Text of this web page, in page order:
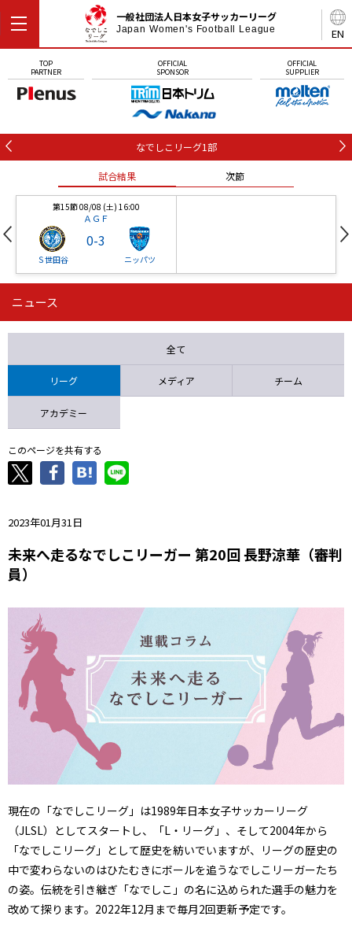
EN
一般社団法人日本女子サッカーリーグ
Japan Women's Football League
TOP
PARTNER
OFFICIAL
SPONSOR
OFFICIAL
SUPPLIER
なでしこリーグ1部
試合結果 次節
第15節 08/08 (土) 16:00
ＡＧＦ
Ｓ世田谷
0-3
ニッパツ
第16節 09/05 (土) 15:00
ニッパツ 石人の星
ニュース
全て
リーグ メディア チーム
アカデミー
このページを共有する
2023年01月31日
未来へ走るなでしこリーガー 第20回 長野涼華（審判
員）
現在の「なでしこリーグ」は1989年日本女子サッカーリーグ
（JLSL）としてスタートし、「L・リーグ」、そして2004年から
「なでしこリーグ」として歴史を紡いでいますが、リーグの歴史の
中で変わらないのはひたむきにボールを追うなでしこリーガーたち
の姿。伝統を引き継ぎ「なでしこ」の名に込められた選手の魅力を
改めて探ります。2022年12月まで毎月2回更新予定です。